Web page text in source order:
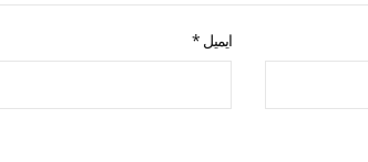
ایمیل *